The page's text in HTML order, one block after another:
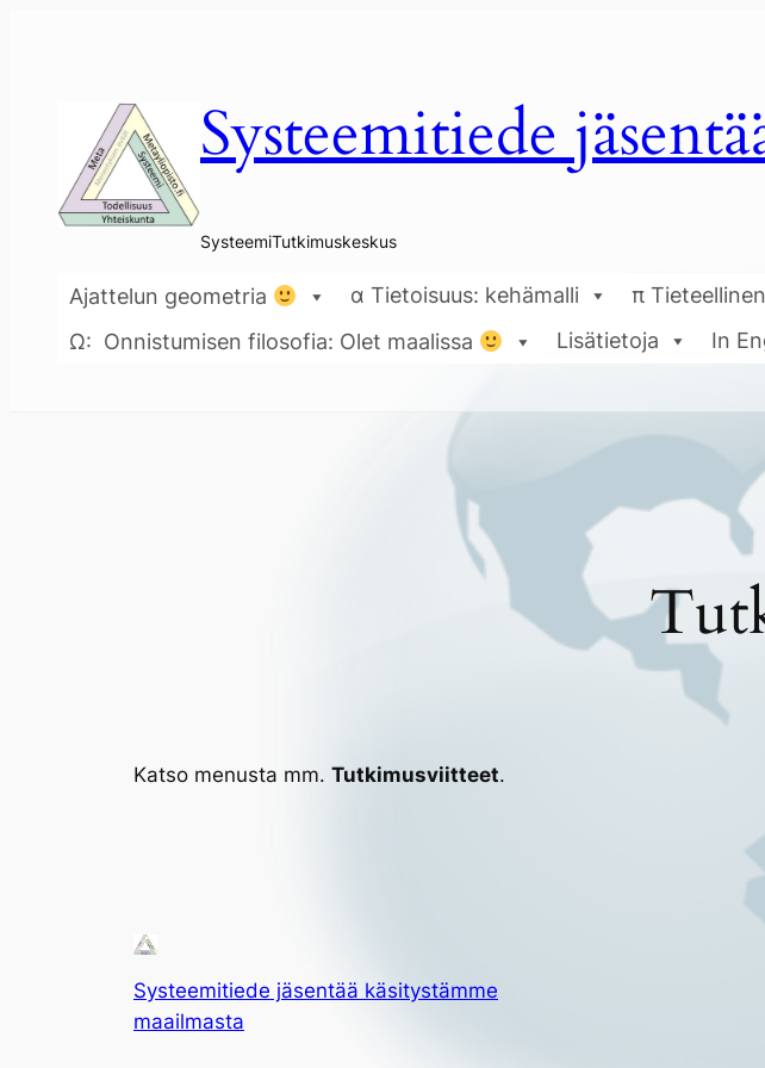
Systeemitiede
SysteemiTutkimuskeskus
Ajattelun geometria α Tietoisuus: kehämalli π
Ω: Onnistumisen filosofia: Olet maalissa
Lisätietoja In
Katso menusta mm. Tutkimusviitteet.
Systeemitiede jäsentää käsitystämme
maailmasta